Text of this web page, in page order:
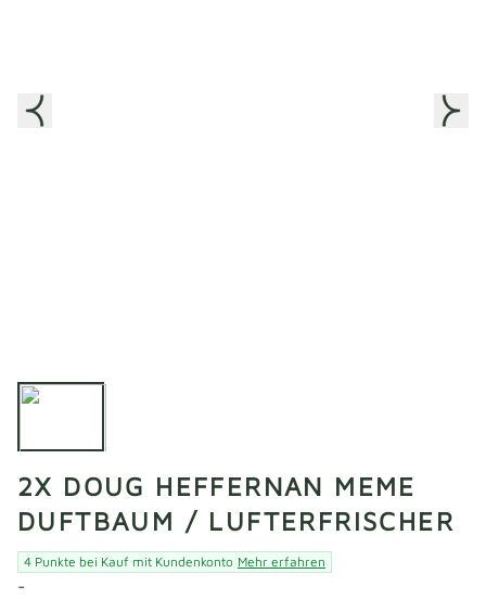
2X DOUG HEFFERNAN MEME
DUFTBAUM / LUFTERFRISCHER
4 Punkte bei Kauf mit Kundenkonto Mehr erfahren
-